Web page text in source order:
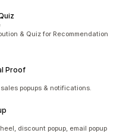
& Quiz for Recommendation
Proof
popups & notifications.
discount popup, email popup